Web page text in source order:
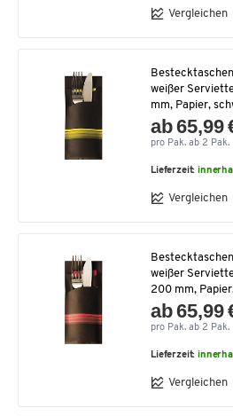
Vergleichen
weißer
mm, Papier,
ab 65,99
pro Pak. ab 2 Pak.
Lieferzeit:
Vergleichen
weißer
200 mm,
ab 65,99
pro Pak. ab 2 Pak.
Lieferzeit:
Vergleichen